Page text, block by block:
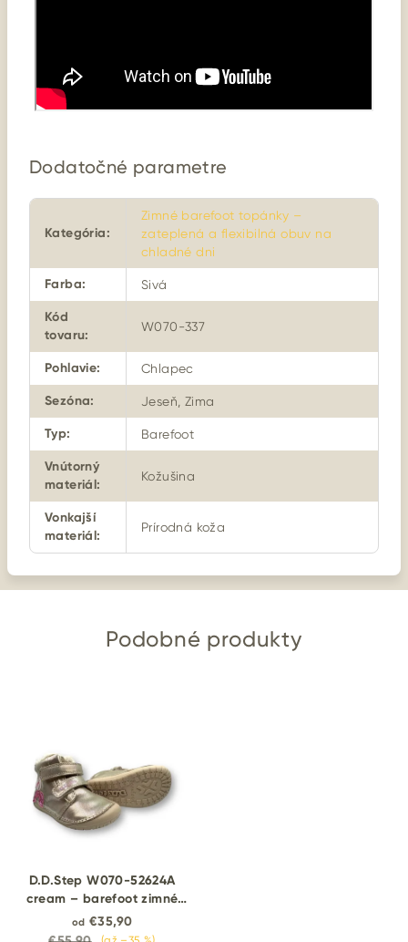
Dodatočné parametre
Kategória:
Zimné barefoot topánky –
zateplená a flexibilná obuv na
chladné dni
Farba: Sivá
Kód
tovaru:
W070-337
Pohlavie: Chlapec
Sezóna: Jeseň, Zima
Typ: Barefoot
Vnútorný
materiál:
Kožušina
Vonkajší
materiál:
Prírodná koža
Podobné produkty
D.D.Step W070-52624A
cream – barefoot zimné
topánky
od €35,90